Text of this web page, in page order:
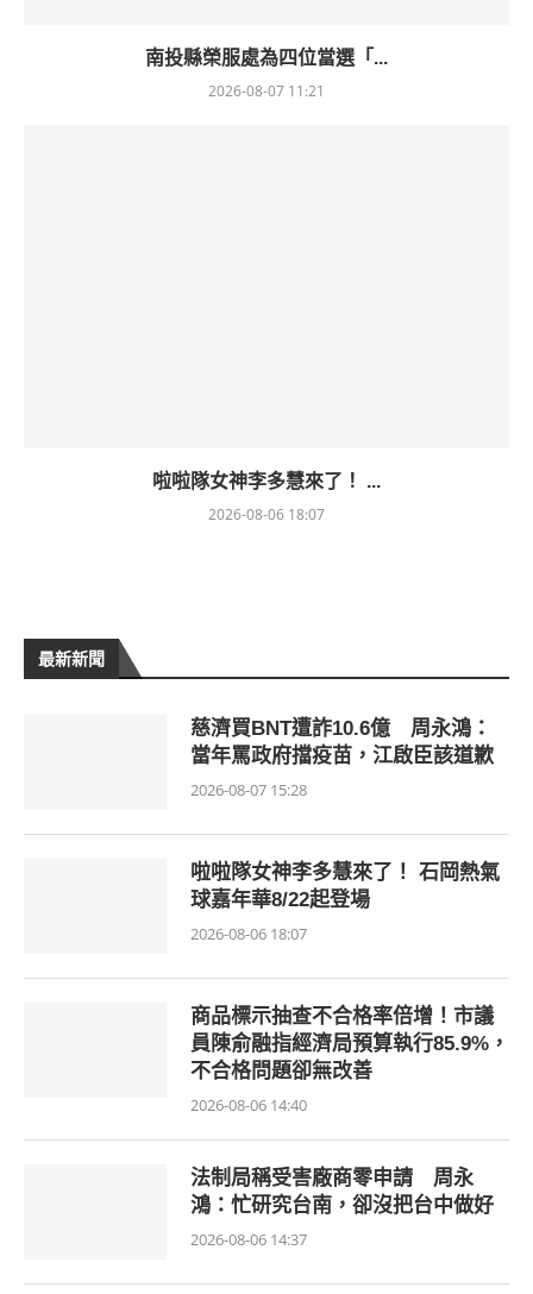
南投縣榮服處為四位當選「...
2026-08-07 11:21
啦啦隊女神李多慧來了！ ...
2026-08-06 18:07
最新新聞
慈濟買BNT遭詐10.6億 周永鴻：
當年罵政府擋疫苗，江啟臣該道歉
2026-08-07 15:28
啦啦隊女神李多慧來了！ 石岡熱氣
球嘉年華8/22起登場
2026-08-06 18:07
商品標示抽查不合格率倍增！市議
員陳俞融指經濟局預算執行85.9%，
不合格問題卻無改善
2026-08-06 14:40
法制局稱受害廠商零申請 周永
鴻：忙研究台南，卻沒把台中做好
2026-08-06 14:37